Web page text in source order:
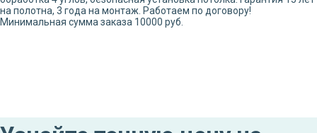
на полотна, 3 года на монтаж. Работаем по договору!
Минимальная сумма заказа 10000 руб.